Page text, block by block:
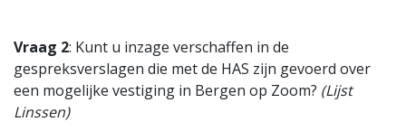
Vraag 2: Kunt u inzage verschaffen in de
gespreksverslagen die met de HAS zijn gevoerd over
een mogelijke vestiging in Bergen op Zoom? (Lijst
Linssen)